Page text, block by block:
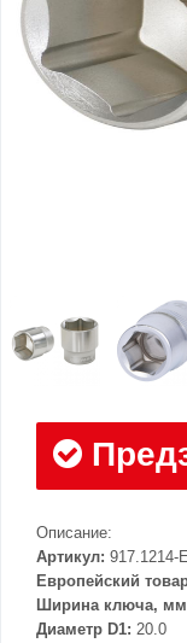
Описание:
Артикул: 917.1214-E
Европейский
Ширина ключа,
Диаметр D1: 20.0